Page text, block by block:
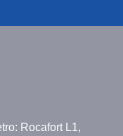
Rocafort L1,